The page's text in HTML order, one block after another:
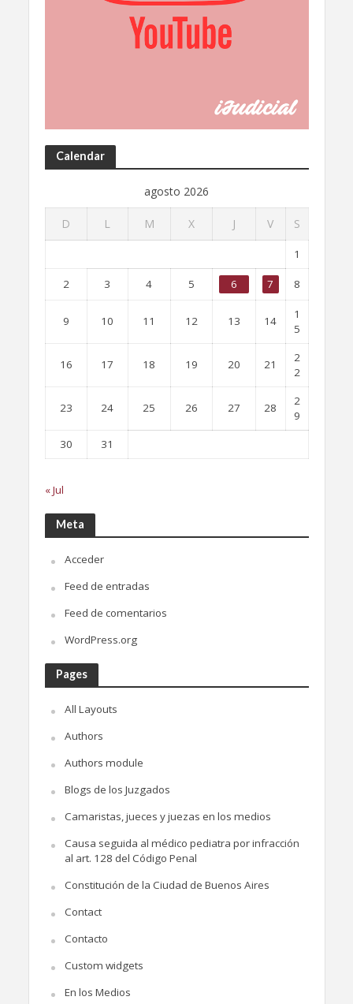
Calendar
agosto 2026
D L M X J V S
1
2 3 4 5 6 7 8
9 10 11 12 13 14
1
5
16 17 18 19 20 21
2
2
23 24 25 26 27 28
2
9
30
31
« Jul
Meta
Acceder
Feed de entradas
Feed de comentarios
WordPress.org
Pages
All Layouts
Authors
Authors module
Blogs de los Juzgados
Camaristas, jueces y juezas en los medios
Causa seguida al médico pediatra por infracción
al art. 128 del Código Penal
Constitución de la Ciudad de Buenos Aires
Contact
Contacto
Custom widgets
En los Medios